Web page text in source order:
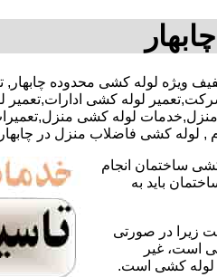
با تخفیف ویژه لوله کشی محدوده
لوله کشی
منزل,خدمات لوله کشی
, لوله کشی فاضلاب منزل در
ساختمان انجام
باید به
زیرا در صورتی
است، غیر
لوله کشی است.